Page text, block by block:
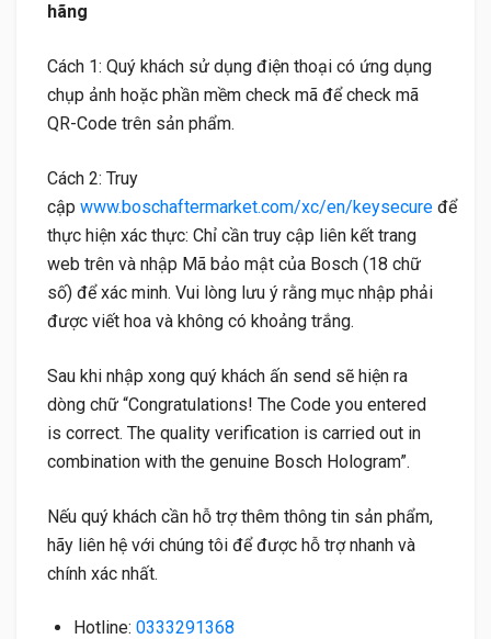
hãng
Cách 1: Quý khách sử dụng điện thoại có ứng dụng
chụp ảnh hoặc phần mềm check mã để check mã
QR-Code trên sản phẩm.
Cách 2: Truy
cập www.boschaftermarket.com/xc/en/keysecure để
thực hiện xác thực: Chỉ cần truy cập liên kết trang
web trên và nhập Mã bảo mật của Bosch (18 chữ
số) để xác minh. Vui lòng lưu ý rằng mục nhập phải
được viết hoa và không có khoảng trắng.
Sau khi nhập xong quý khách ấn send sẽ hiện ra
dòng chữ “Congratulations! The Code you entered
is correct. The quality verification is carried out in
combination with the genuine Bosch Hologram”.
Nếu quý khách cần hỗ trợ thêm thông tin sản phẩm,
hãy liên hệ với chúng tôi để được hỗ trợ nhanh và
chính xác nhất.
Hotline: 0333291368